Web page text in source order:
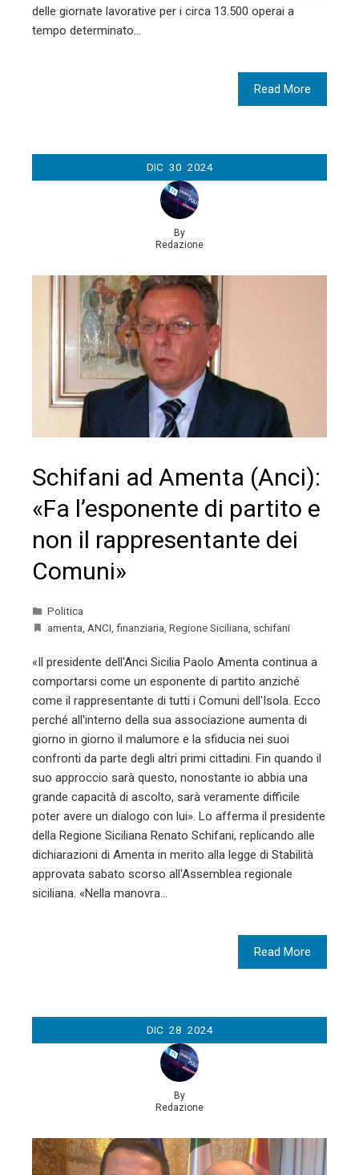
delle giornate lavorative per i circa 13.500 operai a
tempo determinato…
Read More
DIC 30 2024
By
Redazione
Schifani ad Amenta (Anci):
«Fa l’esponente di partito e
non il rappresentante dei
Comuni»
Politica
amenta, ANCI, finanziaria, Regione Siciliana, schifani
«Il presidente dell'Anci Sicilia Paolo Amenta continua a
comportarsi come un esponente di partito anziché
come il rappresentante di tutti i Comuni dell'Isola. Ecco
perché all'interno della sua associazione aumenta di
giorno in giorno il malumore e la sfiducia nei suoi
confronti da parte degli altri primi cittadini. Fin quando il
suo approccio sarà questo, nonostante io abbia una
grande capacità di ascolto, sarà veramente difficile
poter avere un dialogo con lui». Lo afferma il presidente
della Regione Siciliana Renato Schifani, replicando alle
dichiarazioni di Amenta in merito alla legge di Stabilità
approvata sabato scorso all'Assemblea regionale
siciliana. «Nella manovra…
Read More
DIC 28 2024
By
Redazione